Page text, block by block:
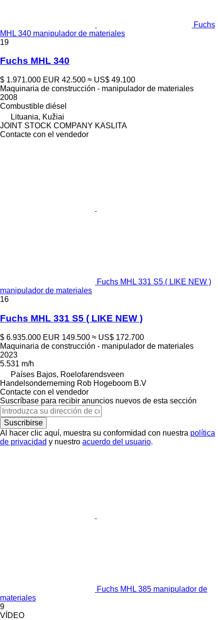
Fuchs
MHL 340 manipulador de materiales
19
Fuchs MHL 340
$ 1.971.000 EUR 42.500 ≈ US$ 49.100
Maquinaria de construcción - manipulador de materiales
2008
Combustible diésel
Lituania, Kužiai
JOINT STOCK COMPANY KASLITA
Contacte con el vendedor
Fuchs MHL 331 S5 ( LIKE NEW )
manipulador de materiales
16
Fuchs MHL 331 S5 ( LIKE NEW )
$ 6.935.000 EUR 149.500 ≈ US$ 172.700
Maquinaria de construcción - manipulador de materiales
2023
5.531 m/h
Países Bajos, Roelofarendsveen
Handelsonderneming Rob Hogeboom B.V
Contacte con el vendedor
Suscríbase para recibir anuncios nuevos de esta sección
Suscribirse
Al hacer clic aquí, muestra su conformidad con nuestra política
de privacidad y nuestro acuerdo del usuario.
Fuchs MHL 385 manipulador de
materiales
9
VÍDEO